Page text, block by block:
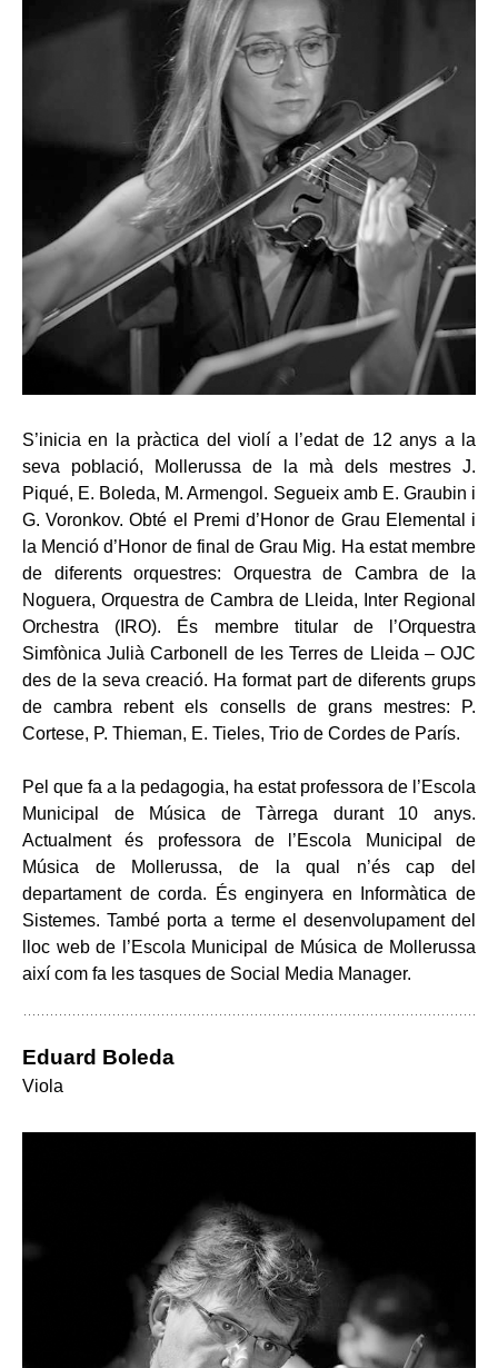
S’inicia en la pràctica del violí a l’edat de 12 anys a la
seva població, Mollerussa de la mà dels mestres J.
Piqué, E. Boleda, M. Armengol. Segueix amb E. Graubin i
G. Voronkov. Obté el Premi d’Honor de Grau Elemental i
la Menció d’Honor de final de Grau Mig. Ha estat membre
de diferents orquestres: Orquestra de Cambra de la
Noguera, Orquestra de Cambra de Lleida, Inter Regional
Orchestra (IRO). És membre titular de l’Orquestra
Simfònica Julià Carbonell de les Terres de Lleida – OJC
des de la seva creació. Ha format part de diferents grups
de cambra rebent els consells de grans mestres: P.
Cortese, P. Thieman, E. Tieles, Trio de Cordes de París.
Pel que fa a la pedagogia, ha estat professora de l’Escola
Municipal de Música de Tàrrega durant 10 anys.
Actualment és professora de l’Escola Municipal de
Música de Mollerussa, de la qual n’és cap del
departament de corda. És enginyera en Informàtica de
Sistemes. També porta a terme el desenvolupament del
lloc web de l’Escola Municipal de Música de Mollerussa
així com fa les tasques de Social Media Manager.
Eduard Boleda
Viola